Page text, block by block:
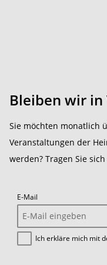
Bleiben wir in
Sie möchten monatlich
Veranstaltungen der
werden? Tragen Sie
E-Mail
Ich erkläre mich mit